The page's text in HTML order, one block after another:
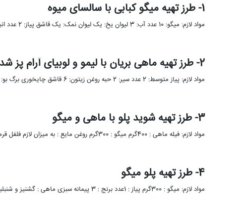
1- طرز تهیه میگو کبابی با سالسای میوه
مواد لازم: میگو: 10 عدد آب: 3 لیوان یخ: یک لیوان نمک: یک قاشق پیاز: 2 عدد انبه: 2 عدد …
2- طرز تهیه ماهی بریان با لیمو و لوبیای آرام پز شده
مواد لازم: پیاز متوسط: 2 عدد سیر: 2 حبه روغن زیتون: 6 قاشق چایخوری برگ بو: یک عدد لوبیا سبز: …
3- طرز تهیه شوید پلو با ماهی و میگو
مواد لازم: فیله ماهی : 400گرم میگو : 300گرم روغن مایع : به میزان لازم فلفل قرمز : به میزان …
4- طرز تهیه پلو میگو
مواد لازم: میگو : 300گرم پیاز : 1عدد برنج : 3 پیمانه سبزی ماهی : گشنیز و شنبلیله به نسبت …